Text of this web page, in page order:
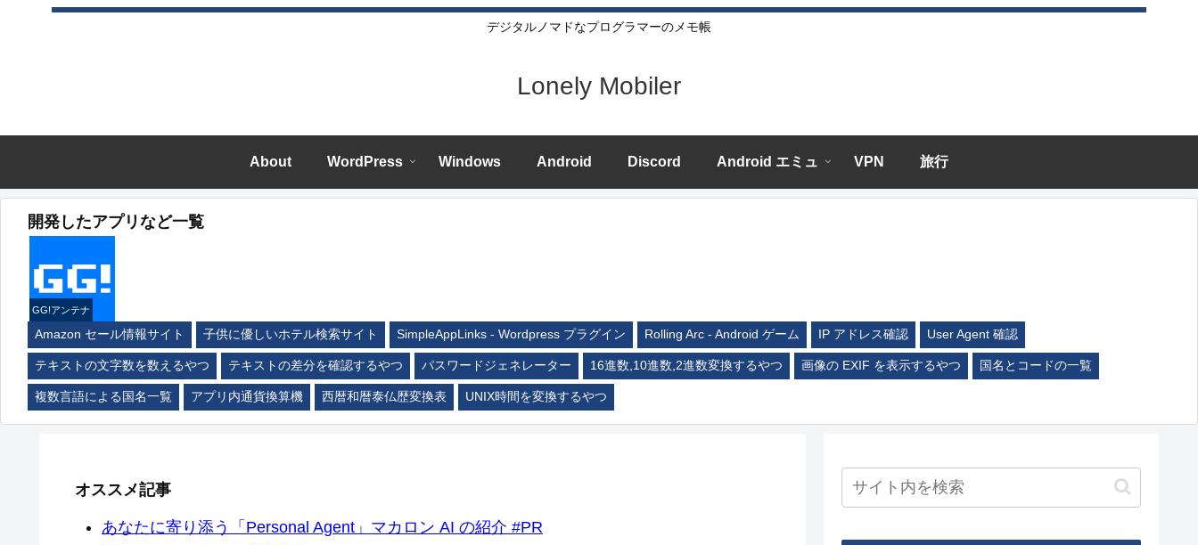
デジタルノマドなプログラマーのメモ帳
Lonely Mobiler
About WordPress Windows Android Discord Android エミュ VPN 旅行
開発したアプリなど一覧
GG!アンテナ
Amazon セール情報サイト 子供に優しいホテル検索サイト SimpleAppLinks - Wordpress プラグイン Rolling Arc - Android ゲーム IP アドレス確認 User Agent 確認
テキストの文字数を数えるやつ テキストの差分を確認するやつ パスワードジェネレーター 16進数,10進数,2進数変換するやつ 画像の EXIF を表示するやつ 国名とコードの一覧
複数言語による国名一覧 アプリ内通貨換算機 西暦和暦泰仏歴変換表 UNIX時間を変換するやつ
オススメ記事
あなたに寄り添う「Personal Agent」マカロン AI の紹介 #PR